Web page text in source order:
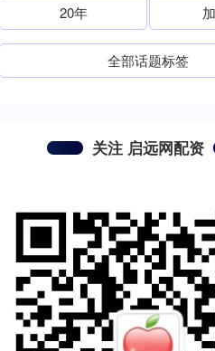
20年
全部话题标签
关注 启远网配资